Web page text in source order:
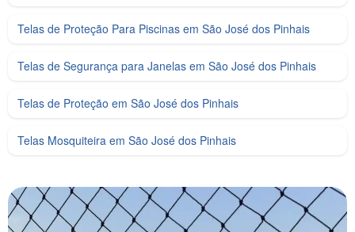
Telas de Proteção Para Piscinas em São José dos Pinhais
Telas de Segurança para Janelas em São José dos Pinhais
Telas de Proteção em São José dos Pinhais
Telas Mosquiteira em São José dos Pinhais